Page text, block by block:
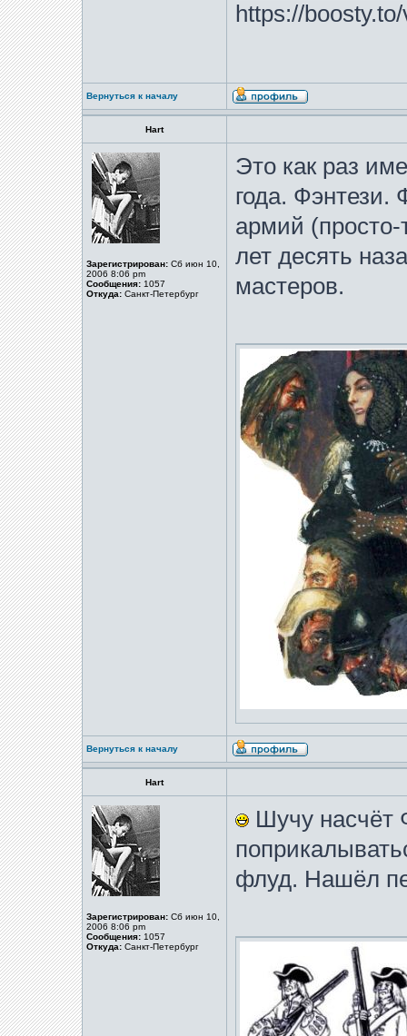
https://
Вернуться к началу
Hart
Зарегистрирован: Сб июн 10,
2006 8:06 pm
Сообщения: 1057
Откуда: Санкт-Петербург
Это как раз
года. Фэнтези.
армий
лет десять
мастеров.
Вернуться к началу
Hart
Зарегистрирован: Сб июн 10,
2006 8:06 pm
Сообщения: 1057
Откуда: Санкт-Петербург
Шучу насчёт
флуд. Нашёл